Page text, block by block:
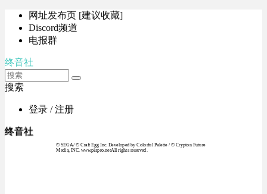
网址发布页 [建议收藏]
Discord频道
电报群
终音社
搜索
登录 / 注册
终音社
© SEGA / © Craft Egg Inc. Developed by Colorful Palette / © Crypton Future
Media, INC. www.piapro.netAll rights reserved.